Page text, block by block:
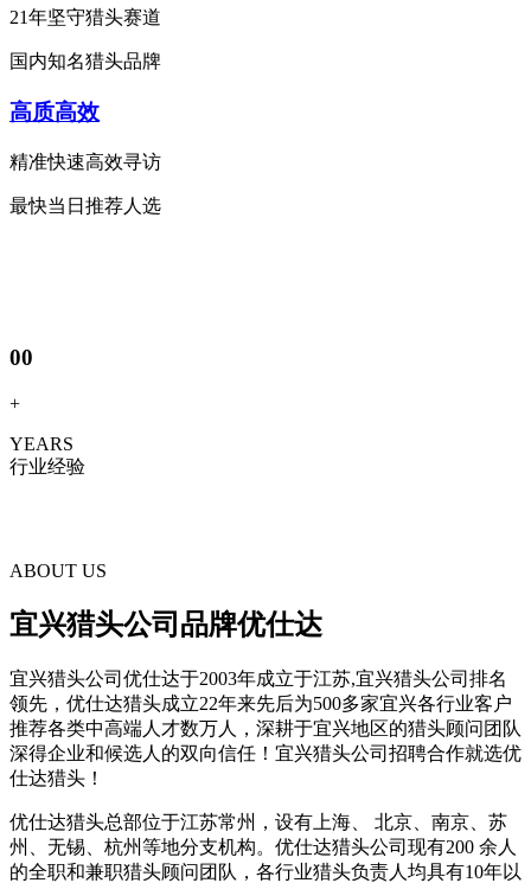
21年坚守猎头赛道
国内知名猎头品牌
高质高效
精准快速高效寻访
最快当日推荐人选
00
+
YEARS
行业经验
ABOUT US
宜兴猎头公司品牌优仕达
宜兴猎头公司优仕达于2003年成立于江苏,宜兴猎头公司排名
领先，优仕达猎头成立22年来先后为500多家宜兴各行业客户
推荐各类中高端人才数万人，深耕于宜兴地区的猎头顾问团队
深得企业和候选人的双向信任！宜兴猎头公司招聘合作就选优
仕达猎头！
优仕达猎头总部位于江苏常州，设有上海、 北京、南京、苏
州、无锡、杭州等地分支机构。优仕达猎头公司现有200 余人
的全职和兼职猎头顾问团队，各行业猎头负责人均具有10年以